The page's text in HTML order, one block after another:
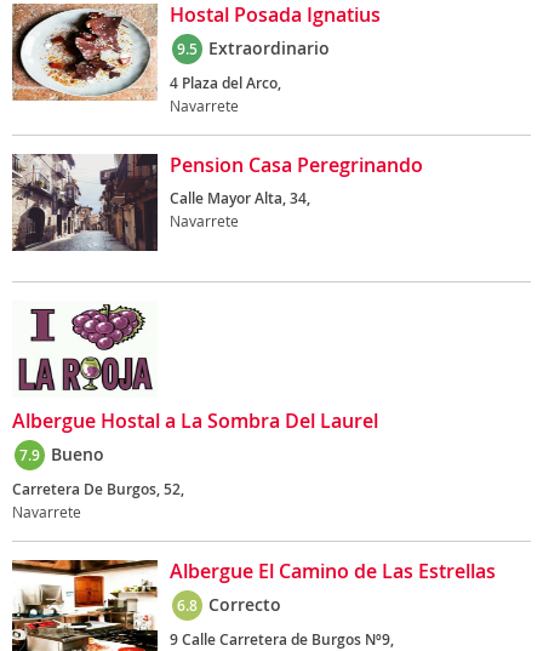
Hostal Posada Ignatius
9.5 Extraordinario
4 Plaza del Arco,
Navarrete
Pension Casa Peregrinando
Calle Mayor Alta, 34,
Navarrete
Albergue Hostal a La Sombra Del Laurel
7.9 Bueno
Carretera De Burgos, 52,
Navarrete
Albergue El Camino de Las Estrellas
6.8 Correcto
9 Calle Carretera de Burgos Nº9,